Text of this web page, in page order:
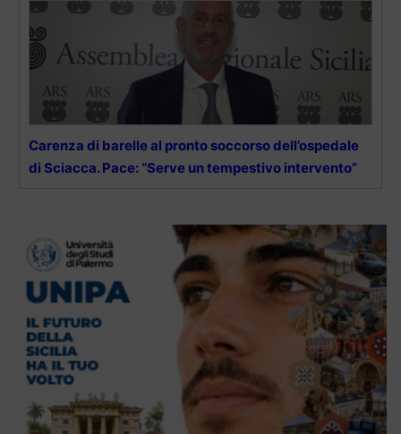
Carenza di barelle al pronto soccorso dell’ospedale
di Sciacca. Pace: “Serve un tempestivo intervento”